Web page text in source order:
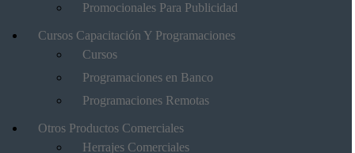
Promocionales Para Publicidad
Cursos Capacitación Y Programaciones
Cursos
Programaciones en Banco
Programaciones Remotas
Otros Productos Comerciales
Herrajes Comerciales